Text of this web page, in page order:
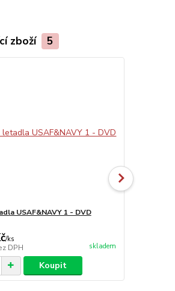
zboží 5
USAF&NAVY 1 - DVD
/ks
DPH skladem
Koupit